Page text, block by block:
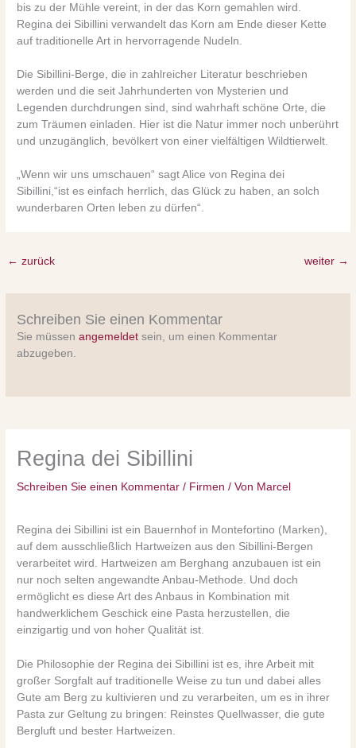
bis zu der Mühle vereint, in der das Korn gemahlen wird.
Regina dei Sibillini verwandelt das Korn am Ende dieser Kette
auf traditionelle Art in hervorragende Nudeln.
Die Sibillini-Berge, die in zahlreicher Literatur beschrieben
werden und die seit Jahrhunderten von Mysterien und
Legenden durchdrungen sind, sind wahrhaft schöne Orte, die
zum Träumen einladen. Hier ist die Natur immer noch unberührt
und unzugänglich, bevölkert von einer vielfältigen Wildtierwelt.
„Wenn wir uns umschauen“ sagt Alice von Regina dei
Sibillini,“ist es einfach herrlich, das Glück zu haben, an solch
wunderbaren Orten leben zu dürfen“.
← zurück weiter →
Schreiben Sie einen Kommentar
Sie müssenangemeldet sein, um einen Kommentar
abzugeben.
Regina dei Sibillini
Schreiben Sie einen Kommentar / Firmen / Von Marcel
Regina dei Sibillini ist ein Bauernhof in Montefortino (Marken),
auf dem ausschließlich Hartweizen aus den Sibillini-Bergen
verarbeitet wird. Hartweizen am Berghang anzubauen ist ein
nur noch selten angewandte Anbau-Methode. Und doch
ermöglicht es diese Art des Anbaus in Kombination mit
handwerklichem Geschick eine Pasta herzustellen, die
einzigartig und von hoher Qualität ist.
Die Philosophie der Regina dei Sibillini ist es, ihre Arbeit mit
großer Sorgfalt auf traditionelle Weise zu tun und dabei alles
Gute am Berg zu kultivieren und zu verarbeiten, um es in ihrer
Pasta zur Geltung zu bringen: Reinstes Quellwasser, die gute
Bergluft und bester Hartweizen.